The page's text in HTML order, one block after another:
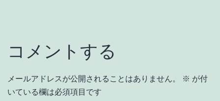
コメントする
メールアドレスが公開されることはありません。 ※ が付
いている欄は必須項目です